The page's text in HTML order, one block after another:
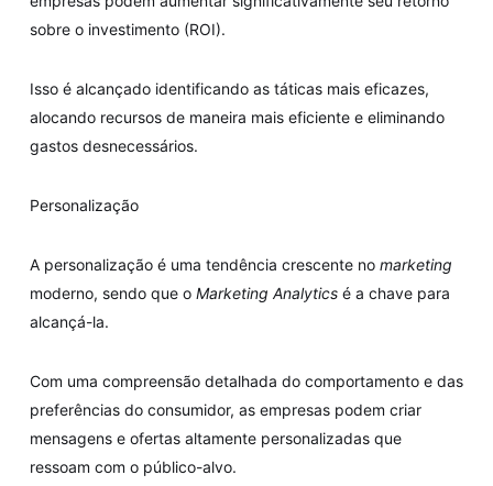
sobre o investimento (ROI).
Isso é alcançado identificando as táticas mais eficazes,
alocando recursos de maneira mais eficiente e eliminando
gastos desnecessários.
Personalização
A personalização é uma tendência crescente no marketing
moderno, sendo que o Marketing Analyticsé a chave para
alcançá-la.
Com uma compreensão detalhada do comportamento e das
preferências do consumidor, as empresas podem criar
mensagens e ofertas altamente personalizadas que
ressoam com o público-alvo.